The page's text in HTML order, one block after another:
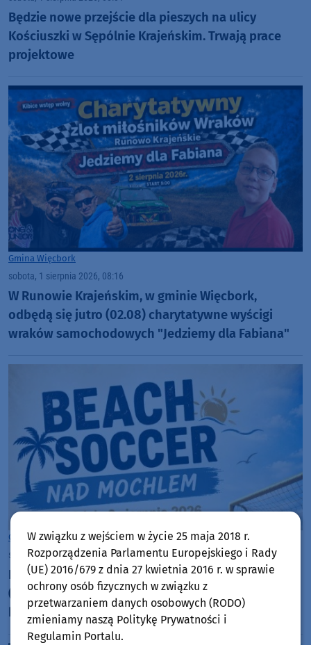
Będzie nowe przejście dla pieszych na ulicy
Kościuszki w Sępólnie Krajeńskim. Trwają prace
projektowe
Gmina Więcbork
sobota, 1 sierpnia 2026, 08:16
W Runowie Krajeńskim, w gminie Więcbork,
odbędą się jutro (02.08) charytatywne wyścigi
wraków samochodowych "Jedziemy dla Fabiana"
Gmina Kamień Krajeński
sobota, 1 sierpnia 2026, 08:11
Nad jeziorem Mochel w Kamieniu Krajeńskim jutro
(02.08) kolejny turniej w beach soccera o puchar
burmistrza
W związku z wejściem w życie 25 maja 2018 r.
Rozporządzenia Parlamentu Europejskiego i Rady
(UE) 2016/679 z dnia 27 kwietnia 2016 r. w sprawie
ochrony osób fizycznych w związku z
przetwarzaniem danych osobowych (RODO)
zmieniamy naszą Politykę Prywatności i
Regulamin Portalu.